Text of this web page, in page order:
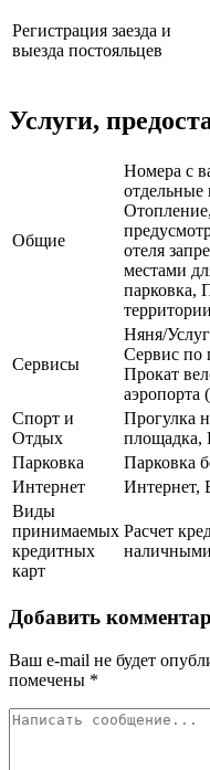
Регистрация заезда и
выезда постояльцев
Услуги,
Общие
Номера с
отдельные
отеля
местами
парковка,
Сервисы
Няня/
Сервис по
Прокат
аэропорта
Спорт и
Отдых
Прогулка
площадка,
Парковка
Парковка
Интернет
Интернет,
Виды
принимаемых
кредитных
карт
Расчет
наличными
Добавить
Ваш e-mail не будет
помечены *